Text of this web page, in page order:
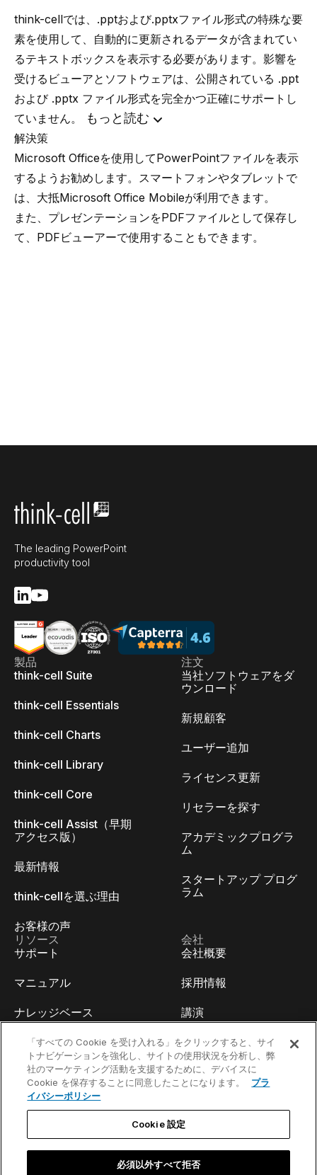
think-cellでは、.pptおよび.pptxファイル形式の特殊な要
素を使用して、自動的に更新されるデータが含まれてい
るテキストボックスを表示する必要があります。影響を
受けるビューアとソフトウェアは、公開されている .ppt
および .pptx ファイル形式を完全かつ正確にサポートし
ていません。
もっと読む
解決策
Microsoft Officeを使用してPowerPointファイルを表示
するようお勧めします。 スマートフォンやタブレット で
は、大抵Microsoft Office Mobileが利用できます。
また、プレゼンテーションをPDFファイルとして保存し
て、PDFビューアーで使用することもできます。
The leading PowerPoint
productivity tool
製品
think-cell Suite
think-cell Essentials
think-cell Charts
think-cell Library
think-cell Core
think-cell Assist（早期
アクセス版）
最新情報
think-cellを選ぶ理由
お客様の声
注文
当社ソフトウェアをダ
ウンロード
新規顧客
ユーザー追加
ライセンス更新
リセラーを探す
アカデミックプログラ
ム
スタートアップ プログ
ラム
リソース
サポート
マニュアル
ナレッジベース
think-cell Academy
ビデオチュートリアル
コンテンツハブ
会社
会社概要
採用情報
講演
イベント
開発者ブログ
「すべての Cookie を受け入れる」をクリックすると、サイ
トナビゲーションを強化し、サイトの使用状況を分析し、弊
社のマーケティング活動を支援するために、デバイスに
Cookie を保存することに同意したことになります。
プラ
イバシーポリシー
Cookie 設定
必須以外すべて拒否